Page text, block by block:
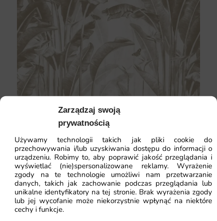
Zarządzaj swoją
prywatnością
Używamy technologii takich jak pliki cookie do
przechowywania i/lub uzyskiwania dostępu do informacji o
urządzeniu. Robimy to, aby poprawić jakość przeglądania i
wyświetlać (nie)spersonalizowane reklamy. Wyrażenie
zgody na te technologie umożliwi nam przetwarzanie
danych, takich jak zachowanie podczas przeglądania lub
unikalne identyfikatory na tej stronie. Brak wyrażenia zgody
lub jej wycofanie może niekorzystnie wpłynąć na niektóre
cechy i funkcje.
Łączenia między pasami powinny być
niedostrzegalne – tapeta flizelinowa łączy się na
styk (krawędź przy krawędzi), nie na zakładkę.
Wyrównuj wzór między pasami z dokładnością co do
milimetra, zanim klej wyschnie. Wszelkie poprawki
można robić przez pierwsze 10-15 minut. Po
wyschnięciu odetnij naddatki przy suficie i podłodze
ostrym nożem prowadzonym po liniale.